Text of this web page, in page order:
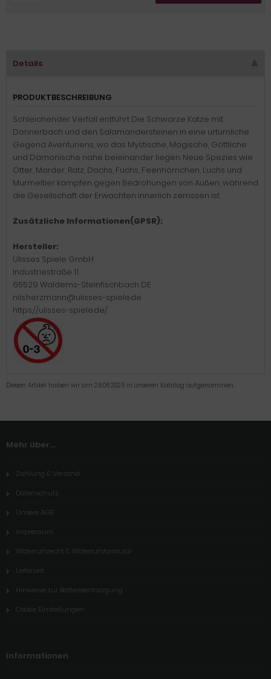
Details
PRODUKTBESCHREIBUNG
Schleichender Verfall entführt Die Schwarze Katze mit
Donnerbach und den Salamandersteinen in eine urtümliche
Gegend Aventuriens, wo das Mystische, Magische, Göttliche
und Dämonische nahe beieinander liegen. Neue Spezies wie
Otter, Marder, Ratz, Dachs, Fuchs, Feenhörnchen, Luchs und
Murmeltier kämpfen gegen Bedrohungen von Außen, während
die Gesellschaft der Erwachten innerlich zerrissen ist.
Zusätzliche Informationen(GPSR):
Hersteller:
Ulisses Spiele GmbH
Industriestraße 11
65529 Waldems-Steinfischbach DE
nils.herzmann@ulisses-spiele.de
https://ulisses-spiele.de/
Diesen Artikel haben wir am 26.06.2026 in unseren Katalog aufgenommen.
Mehr über...
Zahlung & Versand
Datenschutz
Unsere AGB
Impressum
Widerrufsrecht & Widerrufsformular
Lieferzeit
Hinweise zur Batterieentsorgung
Cookie Einstellungen
Informationen